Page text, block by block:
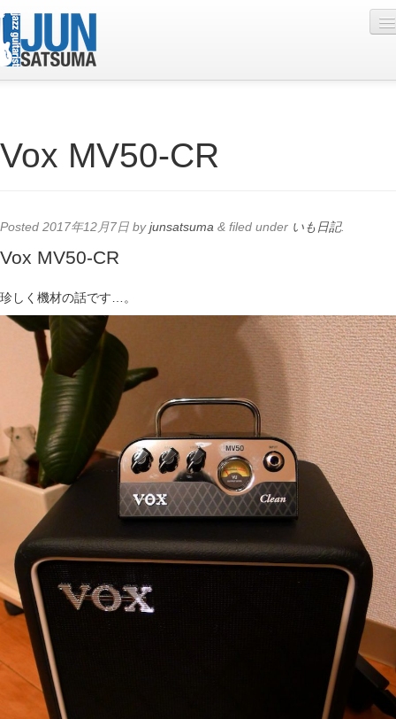
Live Schedule
Photo
YouTube
Online Lesson
Vox MV50-CR
Posted 2017年12月7日 byjunsatsuma & filed under いも日記.
Vox MV50-CR
珍しく機材の話です…。